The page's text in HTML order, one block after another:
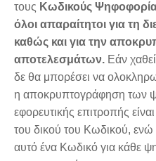
τους Κωδικούς
όλοι απαραίτητοι για τη
καθώς και για την
αποτελεσμάτων. Εάν
δε θα μπορέσει να
η αποκρυπτογράφηση των
εφορευτικής επιτροπής
του δικού του Κωδικού, ενώ
αυτό ένα Κωδικό για κάθε